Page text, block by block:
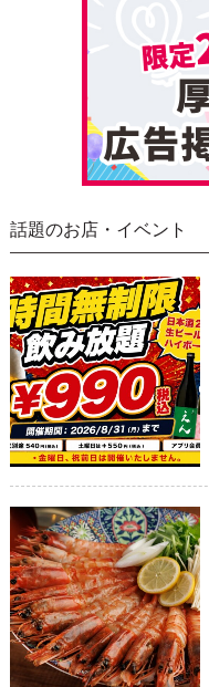
話題のお店・イベント